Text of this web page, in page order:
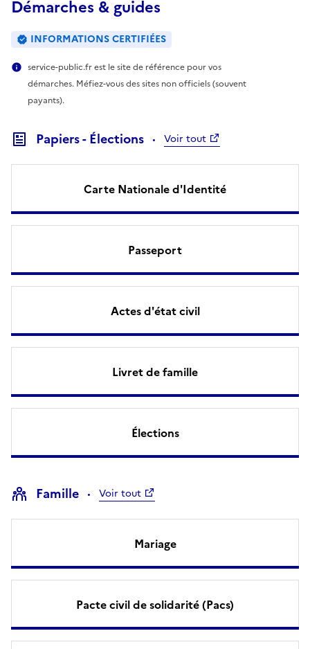
Démarches & guides
INFORMATIONS CERTIFIÉES
service-public.fr est le site de référence pour vos
démarches. Méfiez-vous des sites non officiels (souvent
payants).
Papiers - Élections Voir tout
Carte Nationale d'Identité
Passeport
Actes d'état civil
Livret de famille
Élections
Famille Voir tout
Mariage
Pacte civil de solidarité (Pacs)